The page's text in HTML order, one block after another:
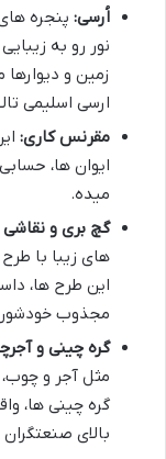
اُرسی: پنجره
نور رو به
زمین و
ارسی اسلیمی
مقرنس کاری:
ایوان ها،
میده.
گچ بری و نقاشی
های زیبا با
این طرح ها،
مجذوب
گره چینی و
مثل آجر و
گره چینی ها،
بالای صنعتگران